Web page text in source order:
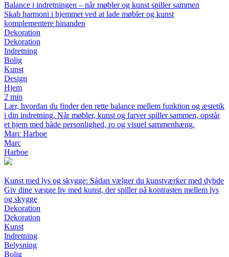
Balance i indretningen – når møbler og kunst spiller sammen
Skab harmoni i hjemmet ved at lade møbler og kunst
komplementere hinanden
Dekoration
Dekoration
Indretning
Bolig
Kunst
Design
Hjem
2 min
Lær, hvordan du finder den rette balance mellem funktion og æstetik
i din indretning. Når møbler, kunst og farver spiller sammen, opstår
et hjem med både personlighed, ro og visuel sammenhæng.
Marc Harboe
Marc
Harboe
Kunst med lys og skygge: Sådan vælger du kunstværker med dybde
Giv dine vægge liv med kunst, der spiller på kontrasten mellem lys
og skygge
Dekoration
Dekoration
Kunst
Indretning
Belysning
Bolig